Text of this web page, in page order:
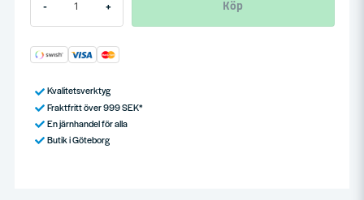
- + Köp
Kvalitetsverktyg
Fraktfritt över 999 SEK*
En järnhandel för alla
Butik i Göteborg